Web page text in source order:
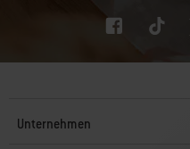
Unternehmen